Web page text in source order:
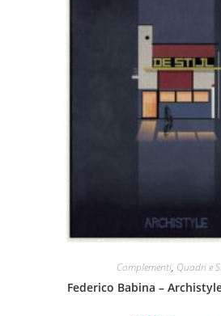
Complementi, Quadri e
Federico Babina –